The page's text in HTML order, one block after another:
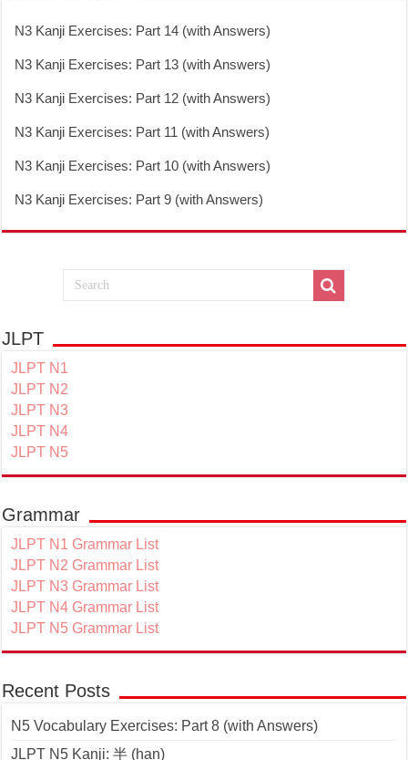
N3 Kanji Exercises: Part 14 (with Answers)
N3 Kanji Exercises: Part 13 (with Answers)
N3 Kanji Exercises: Part 12 (with Answers)
N3 Kanji Exercises: Part 11 (with Answers)
N3 Kanji Exercises: Part 10 (with Answers)
N3 Kanji Exercises: Part 9 (with Answers)
JLPT
JLPT N1
JLPT N2
JLPT N3
JLPT N4
JLPT N5
Grammar
JLPT N1 Grammar List
JLPT N2 Grammar List
JLPT N3 Grammar List
JLPT N4 Grammar List
JLPT N5 Grammar List
Recent Posts
N5 Vocabulary Exercises: Part 8 (with Answers)
JLPT N5 Kanji: 半 (han)